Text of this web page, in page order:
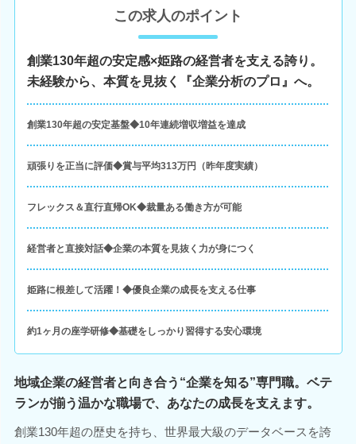
この求人のポイント
創業130年超の安定感×姫路の経営者を支える誇り。
未経験から、本質を見抜く『企業分析のプロ』へ。
創業130年超の安定基盤◆10年連続増収増益を達成
頑張りを正当に評価◆賞与平均313万円（昨年度実績）
フレックス＆直行直帰OK◆裁量ある働き方が可能
経営者と直接対話◆企業の本質を見抜く力が身につく
姫路に根差して活躍！◆優良企業の成長を支える仕事
約1ヶ月の座学研修◆基礎をしっかり習得する安心環境
地域企業の経営者と向き合う“企業を知る”専門職。ベテ
ランが揃う温かな職場で、あなたの成長を支えます。
創業130年超の歴史を持ち、世界最大級のデータベースを誇